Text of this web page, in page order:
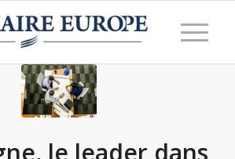
le leader dans